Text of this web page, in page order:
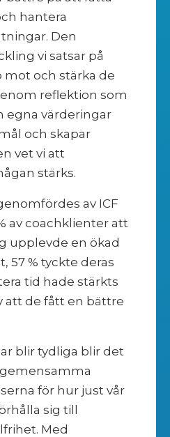
hantera
Den
vi satsar på
och stärka de
reflektion som
egna värderingar
och skapar
vet vi att
stärks.
av ICF
av coachklienter att
upplevde en ökad
57 % tyckte deras
tid hade stärkts
att de fått en bättre
blir tydliga blir det
för hur just vår
sig till
Med